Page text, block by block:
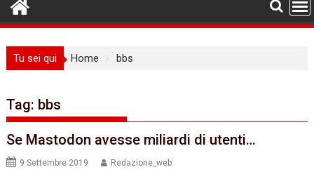
Tu sei qui Home bbs
Tag: bbs
Se Mastodon avesse miliardi di utenti…
9 Settembre 2019 Redazione_web